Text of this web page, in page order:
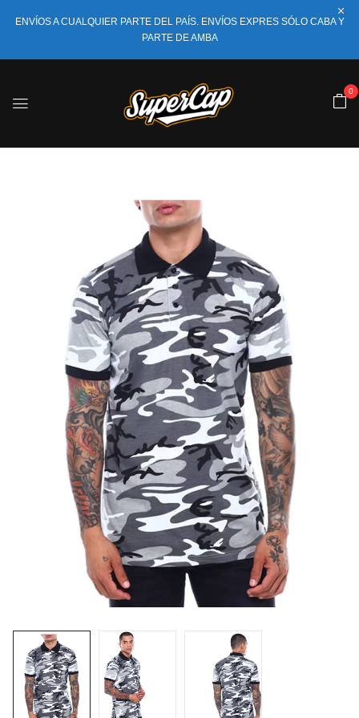
ENVÍOS A CUALQUIER PARTE DEL PAÍS. ENVÍOS EXPRES SÓLO CABA Y
PARTE DE AMBA
0